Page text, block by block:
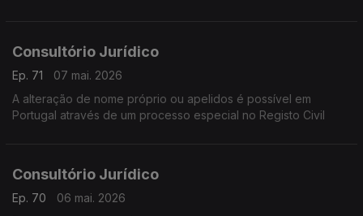
Consultório Jurídico
Ep. 71
07 mai. 2026
A alteração de nome próprio ou apelidos é possível em
Portugal através de um processo especial no Registo Civil
Consultório Jurídico
Ep. 70
06 mai. 2026